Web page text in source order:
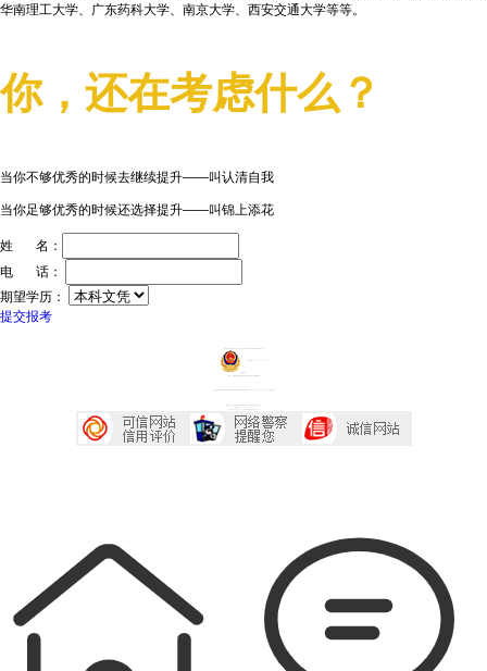
华南理工大学、广东药科大学、南京大学、西安交通大学等等。
你，还在考虑什么？
当你不够优秀的时候去继续提升——叫认清自我
当你足够优秀的时候还选择提升——叫锦上添花
姓 名：
电 话：
期望学历：
提交报考